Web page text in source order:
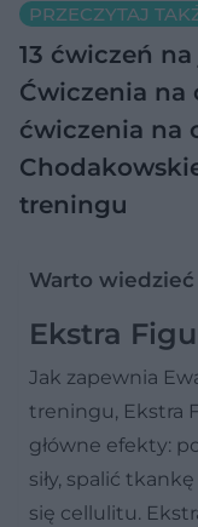
PRZECZYTAJ
13 ćwiczeń
Ćwiczenia na
ćwiczenia na
treningu
Warto wiedzieć
Ekstra
Jak zapewnia
treningu, Ekstra
główne efekty:
siły, spalić
się cellulitu.